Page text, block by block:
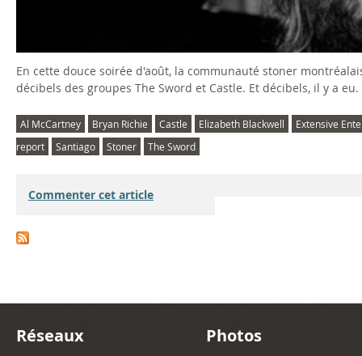
En cette douce soirée d'août, la communauté stoner
décibels des groupes The Sword et Castle. Et décibels, il y a
Al McCartney Bryan Richie Castle Elizabeth Blackwell
Extensive
report
Santiago Stoner The Sword
Commenter cet article
Réseaux Photos